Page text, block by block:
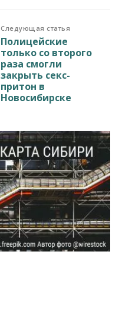
Следующая статья
Полицейские
только со второго
раза смогли
закрыть секс-
притон в
Новосибирске